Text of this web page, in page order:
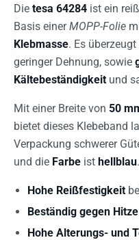
Die tesa 64284 ist ein
Basis einerMOPP-Folie
Klebmasse. Es
geringer Dehnung, sowie
Kältebeständigkeit und
Mit einer Breite von 50
bietet dieses Klebeband
Verpackung schwerer
und die Farbe ist hellblau.
Hohe Reißfestigkeit
Beständig gegen
Hohe Alterungs- und